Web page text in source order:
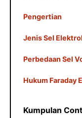
Pengertian
Jenis Sel
Perbedaan Sel
Hukum Faraday
Kumpulan